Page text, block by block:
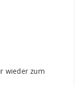
wieder zum